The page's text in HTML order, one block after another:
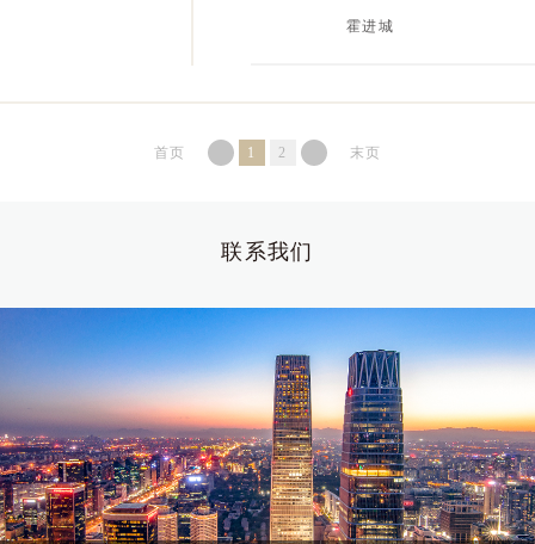
“未办理出质登记”是否必然免除出
霍进城
首页 1 2 末页
联系我们